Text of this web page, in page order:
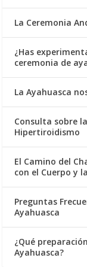
La Ceremonia
¿Has
ceremonia de
La Ayahuasca
Consulta sobre
Hipertiroidismo
El Camino del
con el Cuerpo y
Preguntas
Ayahuasca
¿Qué
Ayahuasca?